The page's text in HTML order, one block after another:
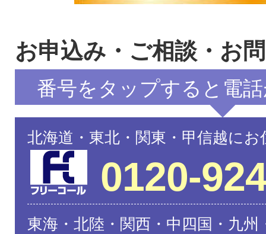
お申込み・ご相談・お
番号をタップすると電
北海道・東北・関東・甲信越に
0120-
東海・北陸・関西・中四国・九